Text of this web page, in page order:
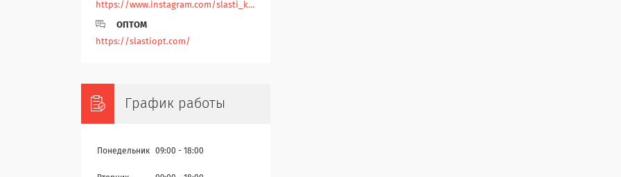
https://www.instagram.com/slasti_kz/
ОПТОМ
https://slastiopt.com/
График работы
Понедельник 09:00 18:00